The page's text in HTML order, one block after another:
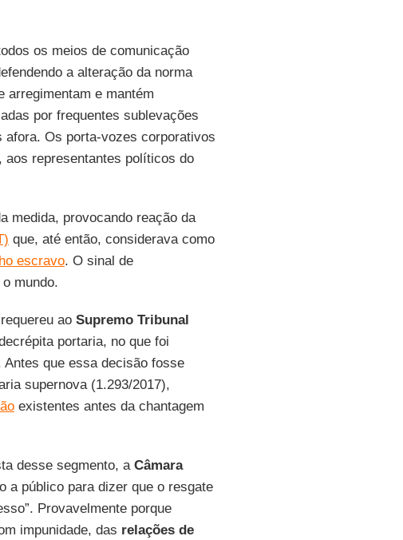
os meios de comunicação
a alteração da norma
arregimentam e mantém
por frequentes sublevações
Os porta-vozes corporativos
aos representantes políticos do
medida, provocando reação da
que, até então, considerava como
escravo. O sinal de
mundo.
ao Supremo Tribunal
portaria, no que foi
Antes que essa decisão fosse
supernova (1.293/2017),
existentes antes da chantagem
desse segmento, a Câmara
a público para dizer que o resgate
Provavelmente porque
impunidade, das relações de